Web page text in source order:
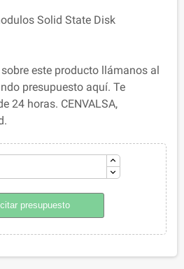
Solid State Disk
este producto llámanos al
presupuesto aquí. Te
24 horas. CENVALSA,
presupuesto